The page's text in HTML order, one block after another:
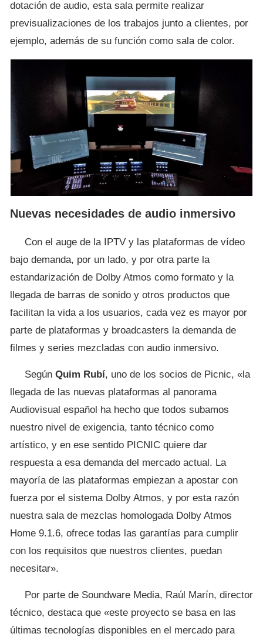
dotación de audio, esta sala permite realizar
previsualizaciones de los trabajos junto a clientes, por
ejemplo, además de su función como sala de color.
Nuevas necesidades de audio inmersivo
Con el auge de la IPTV y las plataformas de vídeo
bajo demanda, por un lado, y por otra parte la
estandarización de Dolby Atmos como formato y la
llegada de barras de sonido y otros productos que
facilitan la vida a los usuarios, cada vez es mayor por
parte de plataformas y broadcasters la demanda de
filmes y series mezcladas con audio inmersivo.
Según Quim Rubí, uno de los socios de Picnic, «la
llegada de las nuevas plataformas al panorama
Audiovisual español ha hecho que todos subamos
nuestro nivel de exigencia, tanto técnico como
artístico, y en ese sentido PICNIC quiere dar
respuesta a esa demanda del mercado actual. La
mayoría de las plataformas empiezan a apostar con
fuerza por el sistema Dolby Atmos, y por esta razón
nuestra sala de mezclas homologada Dolby Atmos
Home 9.1.6, ofrece todas las garantías para cumplir
con los requisitos que nuestros clientes, puedan
necesitar».
Por parte de Soundware Media, Raúl Marín, director
técnico, destaca que «este proyecto se basa en las
últimas tecnologías disponibles en el mercado para